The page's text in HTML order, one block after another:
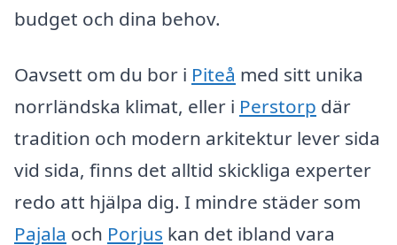
budget och dina behov.
Oavsett om du bor i Piteå med sitt unika
norrländska klimat, eller i Perstorp där
tradition och modern arkitektur lever sida
vid sida, finns det alltid skickliga experter
redo att hjälpa dig. I mindre städer som
Pajala och Porjus kan det ibland vara